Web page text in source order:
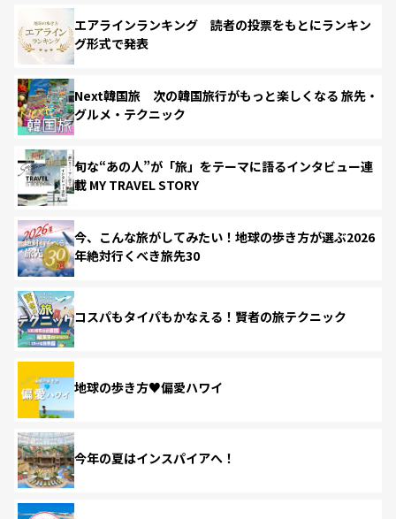
エアラインランキング 読者の投票をもとにランキン
グ形式で発表
Next韓国旅 次の韓国旅行がもっと楽しくなる 旅先・
グルメ・テクニック
旬な“あの人”が「旅」をテーマに語るインタビュー連
載 MY TRAVEL STORY
今、こんな旅がしてみたい！地球の歩き方が選ぶ2026
年絶対行くべき旅先30
コスパもタイパもかなえる！賢者の旅テクニック
地球の歩き方♥偏愛ハワイ
今年の夏はインスパイアへ！